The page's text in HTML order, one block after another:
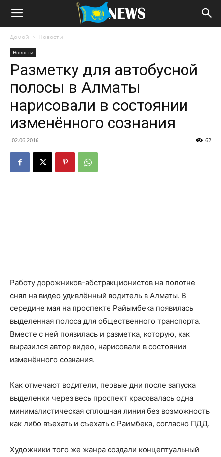
Домой Новости
Новости
Разметку для автобусной
полосы в Алматы
нарисовали в состоянии
изменённого сознания
02.06.2016 62
Работу дорожников-абстракционистов на полотне
снял на видео удивлённый водитель в Алматы. В
середине мая на проспекте Райымбека появилась
выделенная полоса для общественного транспорта.
Вместе с ней появилась и разметка, которую, как
выразился автор видео, нарисовали в состоянии
изменённого сознания.
Как отмечают водители, первые дни после запуска
выделенки через весь проспект красовалась одна
минималистическая сплошная линия без возможность
как либо въехать и съехать с Раимбека, согласно ПДД.
Художники того же жанра создали концептуальный